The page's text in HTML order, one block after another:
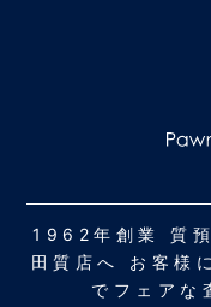
1962年創業 質
田質店へ お客様
でフェアな